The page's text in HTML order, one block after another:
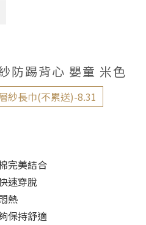
防踢背心 嬰童 米色
紗長巾(不累送)-8.31
完美結合
速穿脫
熱
保持舒適